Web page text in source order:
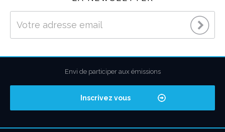
Envi de participer aux émissions
Inscrivez vous